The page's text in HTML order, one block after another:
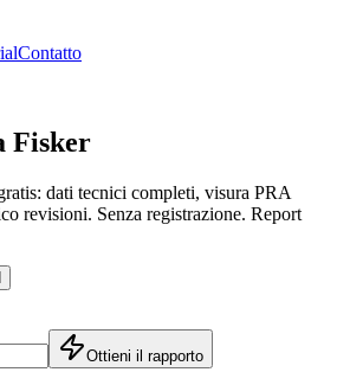
Contatto
Fisker
dati tecnici completi, visura PRA
revisioni. Senza registrazione. Report
Ottieni il rapporto